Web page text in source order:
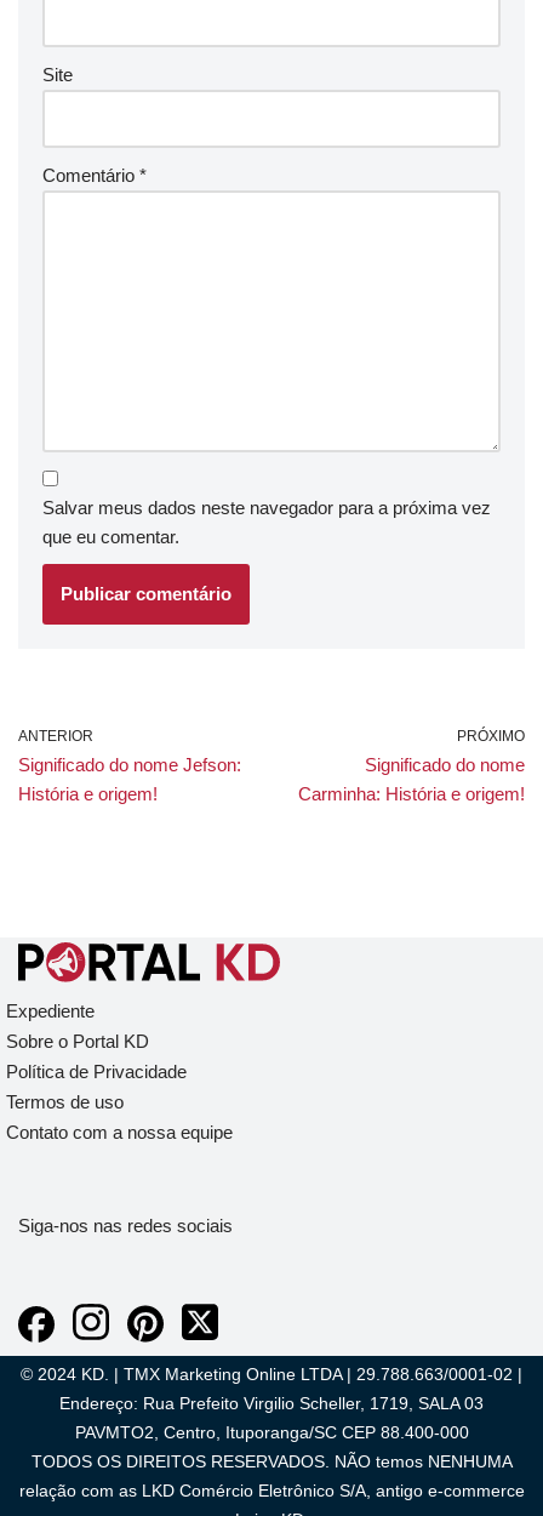
Site
Comentário *
Salvar meus dados neste navegador para a próxima vez
que eu comentar.
ANTERIOR
Significado do nome Jefson:
História e origem!
PRÓXIMO
Significado do nome
Carminha: História e origem!
Expediente
Sobre o Portal KD
Política de Privacidade
Termos de uso
Contato com a nossa equipe
Siga-nos nas redes sociais
© 2024 KD. | TMX Marketing Online LTDA | 29.788.663/0001-02 |
Endereço: Rua Prefeito Virgilio Scheller, 1719, SALA 03
PAVMTO2, Centro, Ituporanga/SC CEP 88.400-000
TODOS OS DIREITOS RESERVADOS. NÃO temos NENHUMA
relação com as LKD Comércio Eletrônico S/A, antigo e-commerce